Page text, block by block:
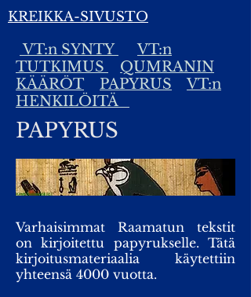
KREIKKA-SIVUSTO
VT:n SYNTY
VT:n
TUTKIMUS
QUMRANIN
KÄÄRÖT
PAPYRUS
VT:n
HENKILÖITÄ
PAPYRUS
Varhaisimmat Raamatun tekstit
on kirjoitettu papyrukselle. Tätä
kirjoitusmateriaalia käytettiin
yhteensä 4000 vuotta.